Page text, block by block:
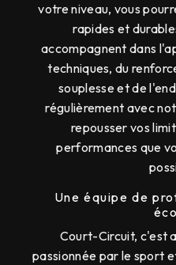
votre niveau, vous
rapides et
accompagnent dans
techniques, du
souplesse et de
régulièrement avec
repousser vos
performances que
Une équipe de
Court-Circuit, c'est
passionnée par le sport